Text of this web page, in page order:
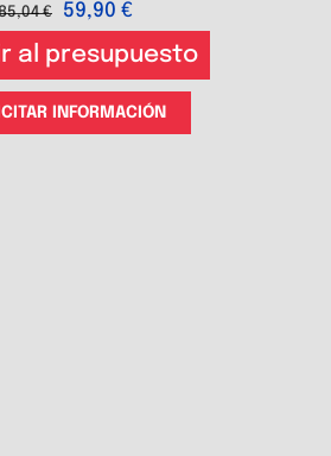
€ 59,90 €
al presupuesto
INFORMACIÓN